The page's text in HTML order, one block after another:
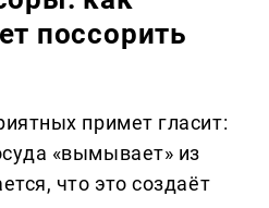
поссорить
примет гласит:
«вымывает» из
что это создаёт